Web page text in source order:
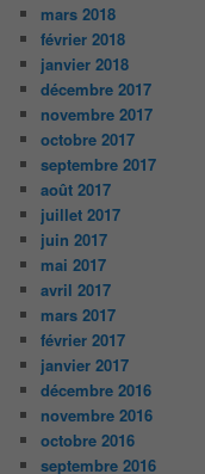
mars 2018
février 2018
janvier 2018
décembre 2017
novembre 2017
octobre 2017
septembre 2017
août 2017
juillet 2017
juin 2017
mai 2017
avril 2017
mars 2017
février 2017
janvier 2017
décembre 2016
novembre 2016
octobre 2016
septembre 2016